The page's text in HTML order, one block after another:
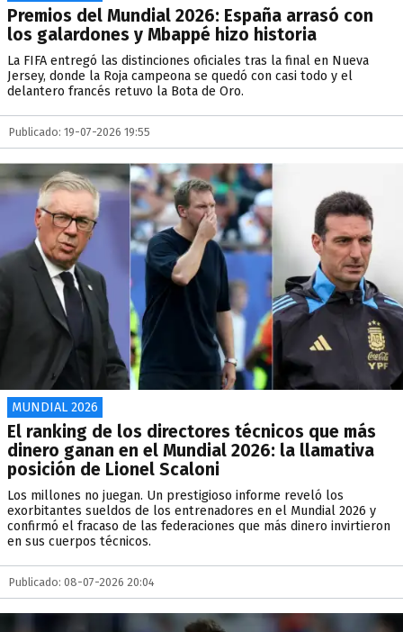
Premios del Mundial 2026: España arrasó con
los galardones y Mbappé hizo historia
La FIFA entregó las distinciones oficiales tras la final en Nueva
Jersey, donde la Roja campeona se quedó con casi todo y el
delantero francés retuvo la Bota de Oro.
Publicado: 19-07-2026 19:55
MUNDIAL 2026
El ranking de los directores técnicos que más
dinero ganan en el Mundial 2026: la llamativa
posición de Lionel Scaloni
Los millones no juegan. Un prestigioso informe reveló los
exorbitantes sueldos de los entrenadores en el Mundial 2026 y
confirmó el fracaso de las federaciones que más dinero invirtieron
en sus cuerpos técnicos.
Publicado: 08-07-2026 20:04